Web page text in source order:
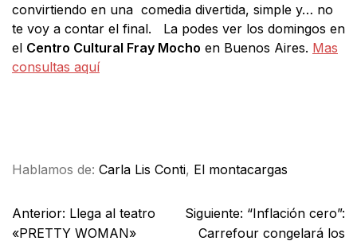
convirtiendo en una comedia divertida, simple y… no
te voy a contar el final. La podes ver los domingos en
el Centro Cultural Fray Mocho en Buenos Aires. Mas
consultas aquí
Hablamos de: Carla Lis Conti, El montacargas
Anterior: Llega al teatro
«PRETTY WOMAN»
Siguiente: “Inflación cero”:
Carrefour congelará los